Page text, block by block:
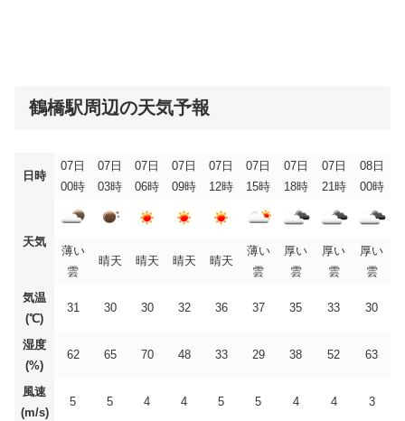
鶴橋駅周辺の天気予報
日時
07日
00時
07日
03時
07日
06時
07日
09時
07日
12時
07日
15時
07日
18時
07日
21時
08日
00時
天気
薄い
雲
晴天 晴天 晴天 晴天
薄い
雲
厚い
雲
厚い
雲
厚い
雲
気温
(℃)
31 30 30 32 36 37 35 33 30
湿度
(%)
62 65 70 48 33 29 38 52 63
風速
(m/s)
5 5 4 4 5 5 4 4 3